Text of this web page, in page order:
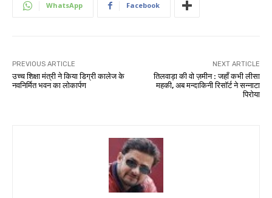
WhatsApp Facebook
PREVIOUS ARTICLE
उच्च शिक्षा मंत्री ने किया डिग्री कालेज के
नवनिर्मित भवन का लोकार्पण
NEXT ARTICLE
तिलवाड़ा की वो ज़मीन : जहाँ कभी लीसा
महकी, अब मन्दाकिनी रिसॉर्ट ने सन्नाटा
पिरोया